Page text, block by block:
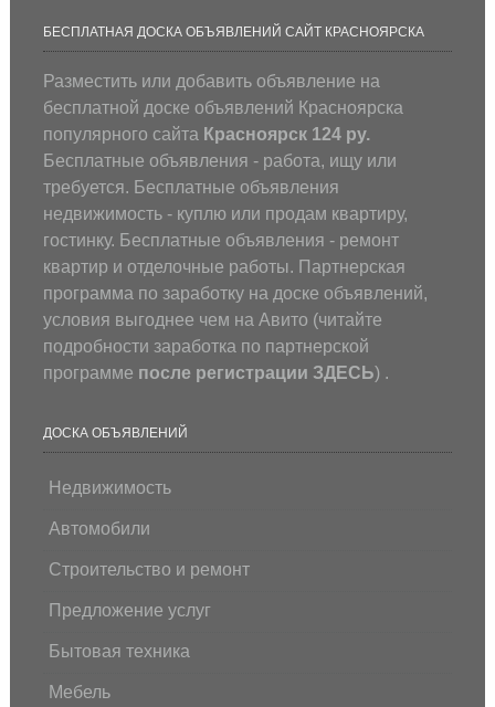
БЕСПЛАТНАЯ ДОСКА ОБЪЯВЛЕНИЙ САЙТ КРАСНОЯРСКА
Разместить или добавить объявление на
бесплатной доске объявлений Красноярска
популярного сайта Красноярск 124 ру.
Бесплатные объявления - работа, ищу или
требуется. Бесплатные объявления
недвижимость - куплю или продам квартиру,
гостинку. Бесплатные объявления - ремонт
квартир и отделочные работы. Партнерская
программа по заработку на доске объявлений,
условия выгоднее чем на Авито (читайте
подробности заработка по партнерской
программе после регистрации ЗДЕСЬ) .
ДОСКА ОБЪЯВЛЕНИЙ
Недвижимость
Автомобили
Строительство и ремонт
Предложение услуг
Бытовая техника
Мебель